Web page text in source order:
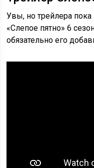
Увы, но трейлера
«Слепое пятно» 6
обязательно его